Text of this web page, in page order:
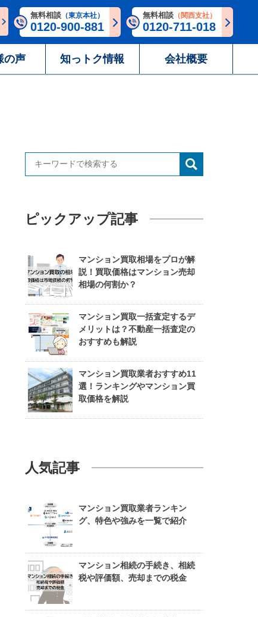
無料相談 （東京本社）
0120-900-881
無料相談 （関西支社）
0120-711-018
の声 知っトク情報 会社概要
ピックアップ記事
マンション買取相場をプロが解
説！買取価格はマンション売却
相場の何割か？
マンション買取一括査定するデ
メリットは？不動産一括査定の
おすすめも解説
マンション買取業者おすすめ11
選！ランキングやマンション買
取価格を解説
人気記事
マンション買取業者ランキン
グ、特色や強みを一覧で紹介
マンション相続の手続き、相続
税や評価額、売却までの税金